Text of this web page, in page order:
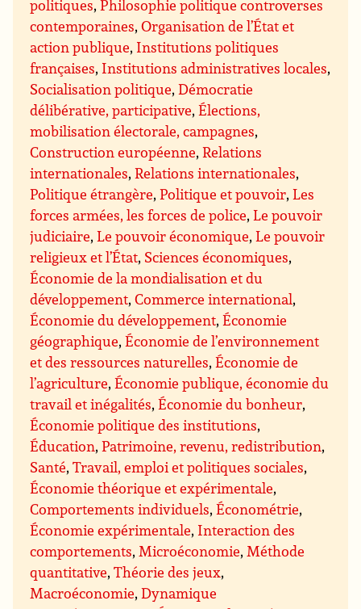
politiques,Philosophie politique controverses
contemporaines,Organisation de l’État et
action publique, Institutions politiques
françaises, Institutions administratives locales,
Socialisation politique,Démocratie
délibérative, participative,Élections,
mobilisation électorale, campagnes,
Construction européenne,Relations
internationales,Relations internationales,
Politique étrangère,Politique et pouvoir,Les
forces armées, les forces de police,Le pouvoir
judiciaire,Le pouvoir économique,Le pouvoir
religieux et l’État, Sciences économiques,
Économie de la mondialisation et du
développement,Commerce international,
Économie du développement,Économie
géographique,Économie de l’environnement
et des ressources naturelles,Économie de
l’agriculture,Économie publique, économie du
travail et inégalités,Économie du bonheur,
Économie politique des institutions,
Éducation,Patrimoine, revenu, redistribution,
Santé,Travail, emploi et politiques sociales,
Économie théorique et expérimentale,
Comportements individuels,Économétrie,
Économie expérimentale, Interaction des
comportements, Microéconomie, Méthode
quantitative,Théorie des jeux,
Macroéconomie,Dynamique